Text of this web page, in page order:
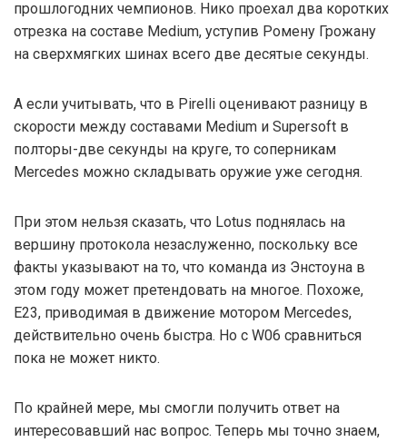
прошлогодних чемпионов. Нико проехал два коротких
отрезка на составе Medium, уступив Ромену Грожану
на сверхмягких шинах всего две десятые секунды.
А если учитывать, что в Pirelli оценивают разницу в
скорости между составами Medium и Supersoft в
полторы-две секунды на круге, то соперникам
Mercedes можно складывать оружие уже сегодня.
При этом нельзя сказать, что Lotus поднялась на
вершину протокола незаслуженно, поскольку все
факты указывают на то, что команда из Энстоуна в
этом году может претендовать на многое. Похоже,
E23, приводимая в движение мотором Mercedes,
действительно очень быстра. Но с W06 сравниться
пока не может никто.
По крайней мере, мы смогли получить ответ на
интересовавший нас вопрос. Теперь мы точно знаем,